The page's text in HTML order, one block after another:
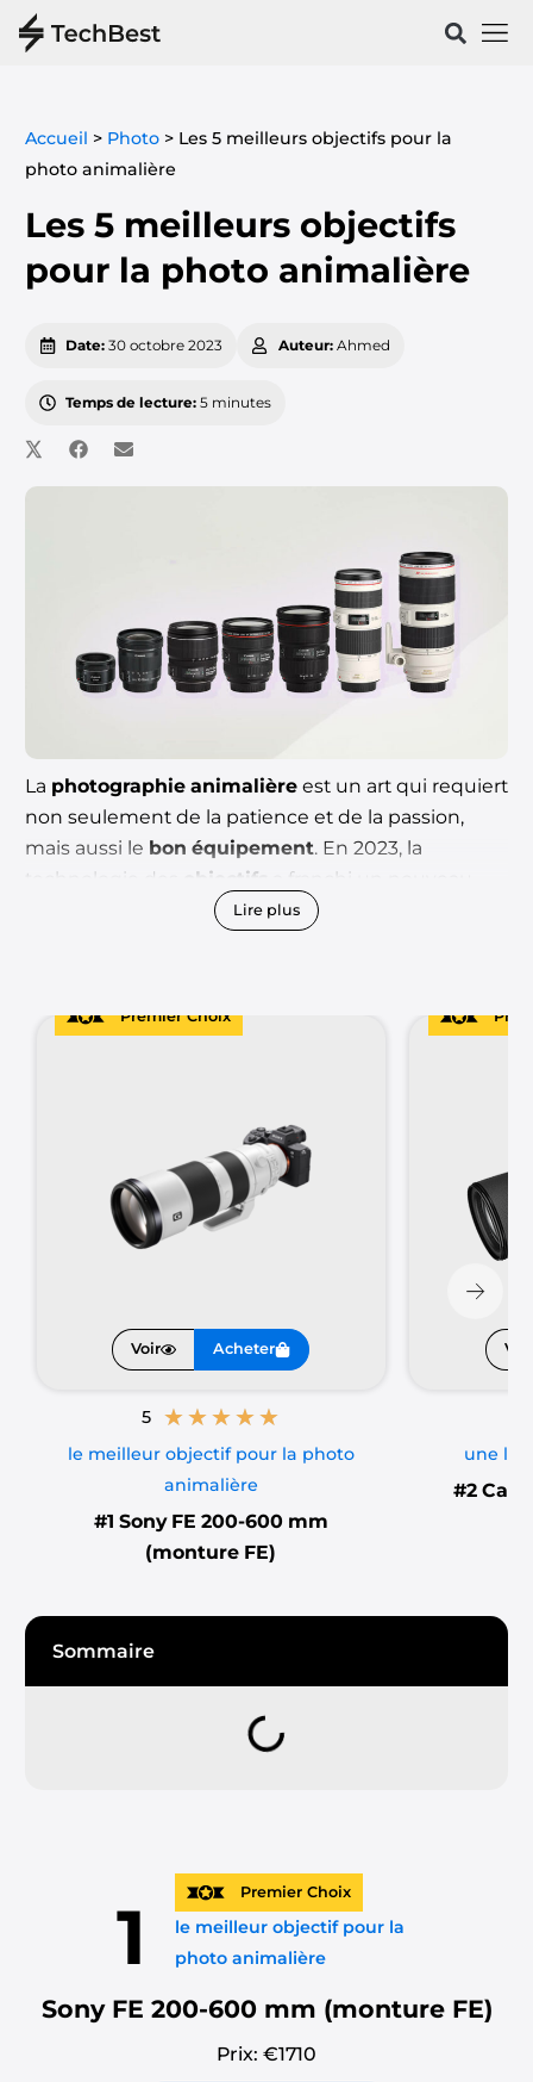
Accueil > Photo> Les 5 meilleurs objectifs pour la
photo animalière
Les 5 meilleurs objectifs
pour la photo animalière
Date:30 octobre 2023 Auteur: Ahmed
Temps de lecture:5 minutes
La photographie animalière est un art qui requiert
non seulement de la patience et de la passion,
mais aussi le bon équipement. En 2023, la
technologie des
objectifs
a franchi un nouveau
cap, offrant aux photographes des
Dans cet article, nous explorons les
5 meilleurs
Lire plus
Premier Choix
Voir Acheter
5 ★★★★★
le meilleur objectif pour la photo
animalière
#1 Sony FE 200-600 mm
(monture FE)
Voir
une
#2
Sommaire
1 Premier Choix
le meilleur objectif pour la
photo animalière
Sony FE 200-600 mm (monture FE)
Prix: €1710